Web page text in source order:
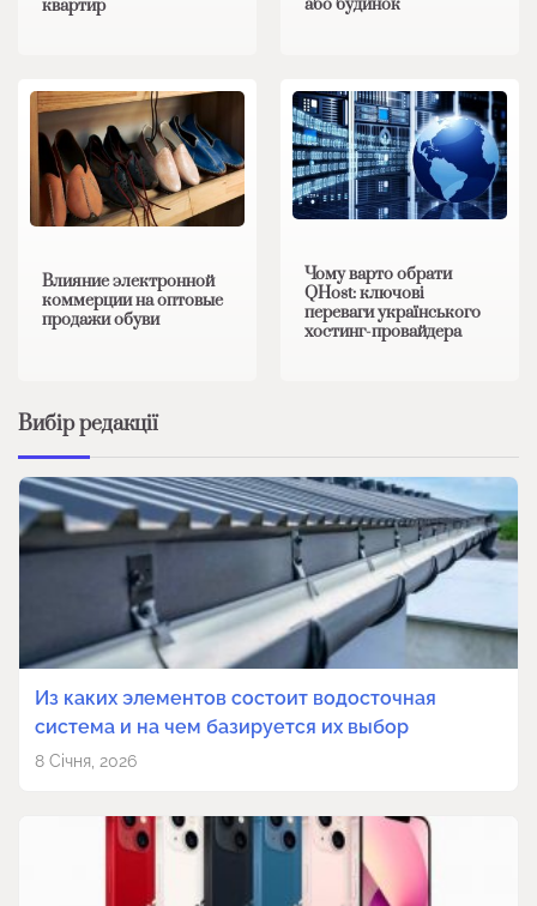
квартир
або будинок
Влияние электронной
коммерции на оптовые
продажи обуви
Чому варто обрати
QHost: ключові
переваги українського
хостинг-провайдера
Вибір редакції
Из каких элементов состоит водосточная
система и на чем базируется их выбор
8 Січня, 2026